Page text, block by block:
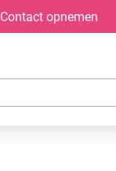
Contact opnemen